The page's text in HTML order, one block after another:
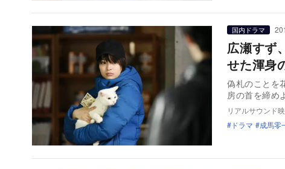
国内ドラマ
広瀬すず
せた渾身
偽札のことを
房の首を締め
リアルサウンド
ドラマ
成馬零